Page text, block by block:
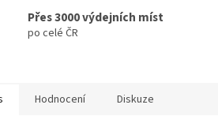
Přes 3000 výdejních míst
po celé ČR
Hodnocení Diskuze